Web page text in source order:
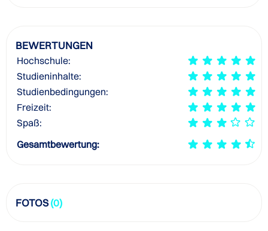
BEWERTUNGEN
Hochschule:
Studieninhalte:
Studienbedingungen:
Freizeit:
Spaß:
Gesamtbewertung:
FOTOS(0)